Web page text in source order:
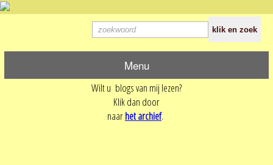
Menu
Wilt u blogs van mij lezen?
Klik dan door
naarhet archief.